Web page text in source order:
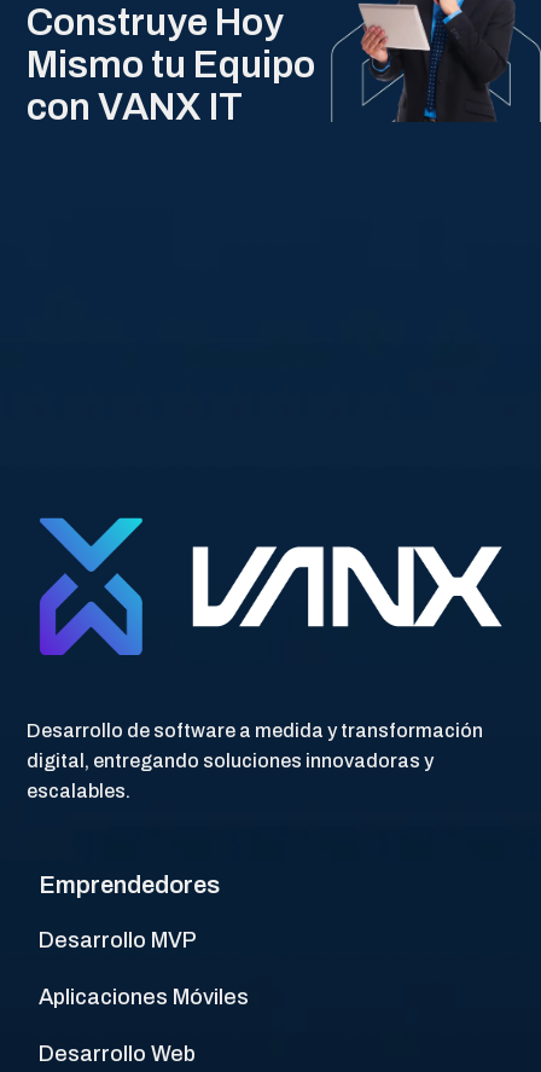
Construye Hoy
Mismo tu Equipo
con VANX IT
Desarrollo de software a medida y transformación
digital, entregando soluciones innovadoras y
escalables.
Emprendedores
Desarrollo MVP
Aplicaciones Móviles
Desarrollo Web